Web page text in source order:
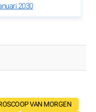
2030
VAN MORGEN